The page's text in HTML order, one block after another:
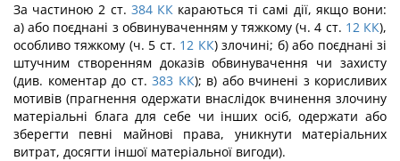
За частиною 2 ст. 384 ККкараються ті самі дії, якщо вони:
а) або поєднані з об­винуваченням у тяжкому (ч. 4 ст. 12 КК),
особливо тяжкому (ч. 5 ст. 12 КК) злочині; б) або поєднані зі
штучним створенням доказів обвинувачення чи захисту
(див. ко­ментар до ст. 383 КК); в) або вчинені з корисливих
мотивів (прагнення одержати внаслідок вчинення злочину
матеріальні блага для себе чи інших осіб, одержати або
зберегти певні майнові права, уникнути матеріальних
витрат, досягти іншої матері­альної вигоди).